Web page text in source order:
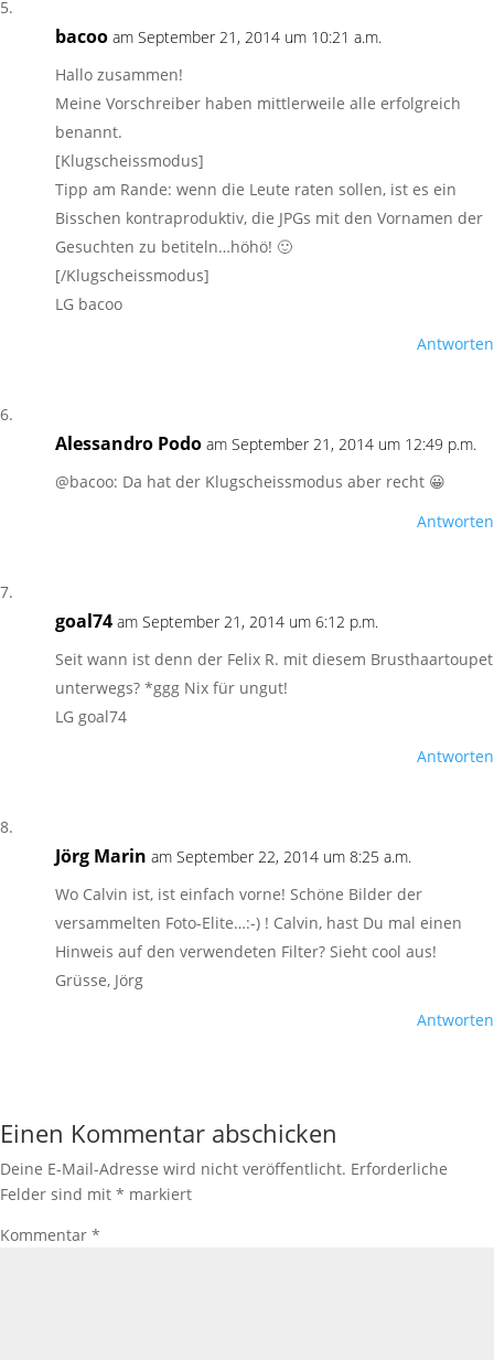
bacoo am September 21, 2014 um 10:21 a.m.
Hallo zusammen!
Meine Vorschreiber haben mittlerweile alle erfolgreich
benannt.
[Klugscheissmodus]
Tipp am Rande: wenn die Leute raten sollen, ist es ein
Bisschen kontraproduktiv, die JPGs mit den Vornamen der
Gesuchten zu betiteln…höhö! 🙂
[/Klugscheissmodus]
LG bacoo
Antworten
Alessandro Podo am September 21, 2014 um 12:49 p.m.
@bacoo: Da hat der Klugscheissmodus aber recht 😀
Antworten
goal74 am September 21, 2014 um 6:12 p.m.
Seit wann ist denn der Felix R. mit diesem Brusthaartoupet
unterwegs? *ggg Nix für ungut!
LG goal74
Antworten
Jörg Marin am September 22, 2014 um 8:25 a.m.
Wo Calvin ist, ist einfach vorne! Schöne Bilder der
versammelten Foto-Elite…:-) ! Calvin, hast Du mal einen
Hinweis auf den verwendeten Filter? Sieht cool aus!
Grüsse, Jörg
Antworten
Einen Kommentar abschicken
Deine E-Mail-Adresse wird nicht veröffentlicht. Erforderliche
Felder sind mit * markiert
Kommentar *